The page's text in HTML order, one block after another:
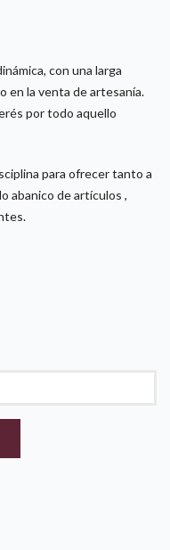
con una larga
en la venta de artesanía.
por todo aquello
para ofrecer tanto a
abanico de artículos ,